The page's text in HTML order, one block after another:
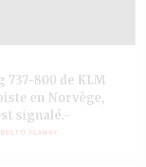
800 de KLM
en Norvège,
signalé.-
FLANKY